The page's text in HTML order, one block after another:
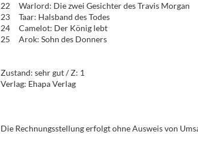
22 Warlord: Die zwei Gesichter des Travis Morgan
23 Taar: Halsband des Todes
24 Camelot: Der König lebt
25 Arok: Sohn des Donners
Zustand: sehr gut / Z: 1
Verlag: Ehapa Verlag
Die Rechnungsstellung erfolgt ohne Ausweis von